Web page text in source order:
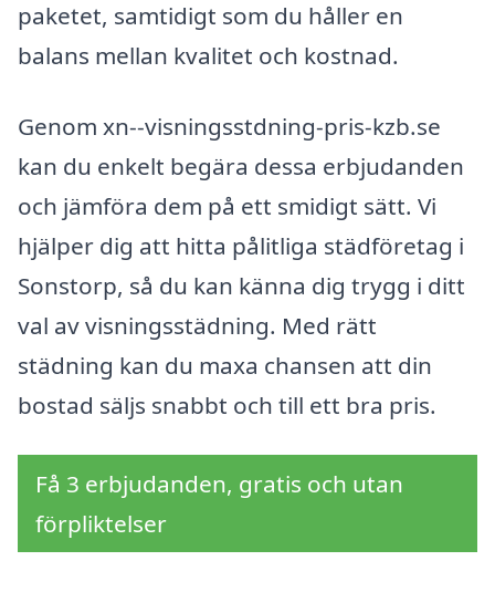
paketet, samtidigt som du håller en
balans mellan kvalitet och kostnad.
Genom xn--visningsstdning-pris-kzb.se
kan du enkelt begära dessa erbjudanden
och jämföra dem på ett smidigt sätt. Vi
hjälper dig att hitta pålitliga städföretag i
Sonstorp, så du kan känna dig trygg i ditt
val av visningsstädning. Med rätt
städning kan du maxa chansen att din
bostad säljs snabbt och till ett bra pris.
Få 3 erbjudanden, gratis och utan
förpliktelser